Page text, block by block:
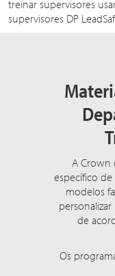
treinar supervisores
supervisores DP
A Crown
específico
modelos
de
Os